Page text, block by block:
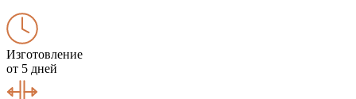
Изготовление
от 5 дней